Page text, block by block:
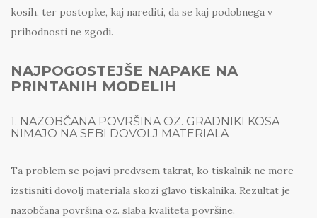
kosih, ter postopke, kaj narediti, da se kaj podobnega v
prihodnosti ne zgodi.
NAJPOGOSTEJŠE NAPAKE NA
PRINTANIH MODELIH
1. NAZOBČANA POVRŠINA OZ. GRADNIKI KOSA
NIMAJO NA SEBI DOVOLJ MATERIALA
Ta problem se pojavi predvsem takrat, ko tiskalnik ne more
izstisniti dovolj materiala skozi glavo tiskalnika. Rezultat je
nazobčana površina oz. slaba kvaliteta površine.